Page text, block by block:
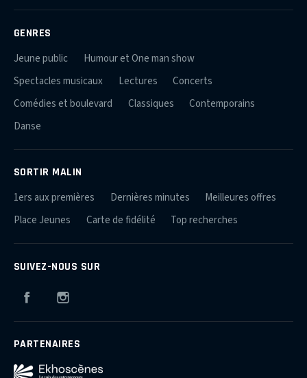
GENRES
Jeune public
Humour et One man show
Spectacles musicaux
Lectures
Concerts
Comédies et boulevard
Classiques
Contemporains
Danse
SORTIR MALIN
1ers aux premières Dernières minutes
Meilleures offres
Place Jeunes
Carte de fidélité Top recherches
SUIVEZ-NOUS SUR
Facebook
PARTENAIRES